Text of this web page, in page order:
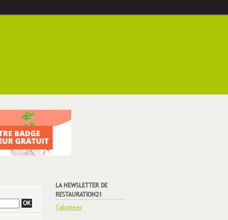
LA NEWSLETTER DE
RESTAURATION21
S'abonner